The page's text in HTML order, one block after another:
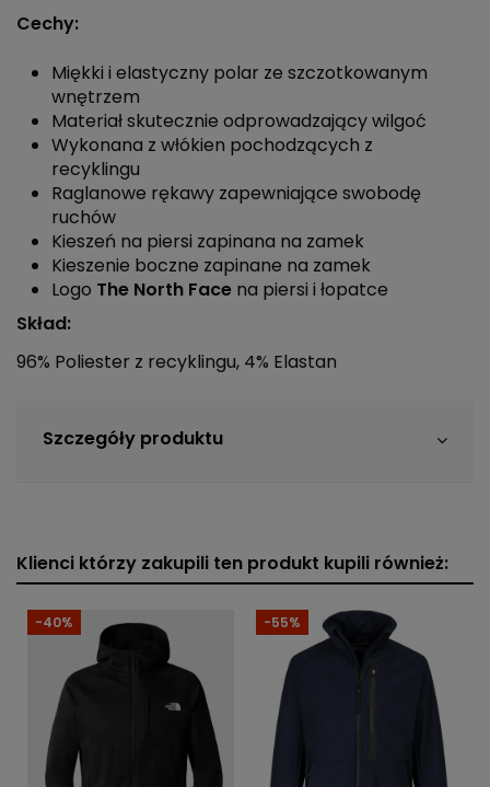
Cechy:
Miękki i elastyczny polar ze szczotkowanym
wnętrzem
Materiał skutecznie odprowadzający wilgoć
Wykonana z włókien pochodzących z
recyklingu
Raglanowe rękawy zapewniające swobodę
ruchów
Kieszeń na piersi zapinana na zamek
Kieszenie boczne zapinane na zamek
Logo The North Face na piersi i łopatce
Skład:
96% Poliester z recyklingu, 4% Elastan
Szczegóły produktu
Klienci którzy zakupili ten produkt kupili również:
-40% -55%